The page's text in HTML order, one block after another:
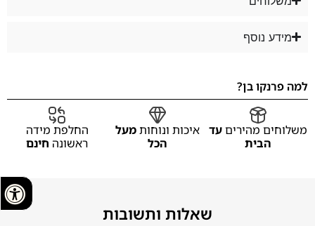
מידע נוסף
למה פרנקו בן?
משלוחים מהיריםעד
הבית
איכות ונוחותמעל
הכל
החלפת מידה
ראשונה חינם
שאלות ותשובות